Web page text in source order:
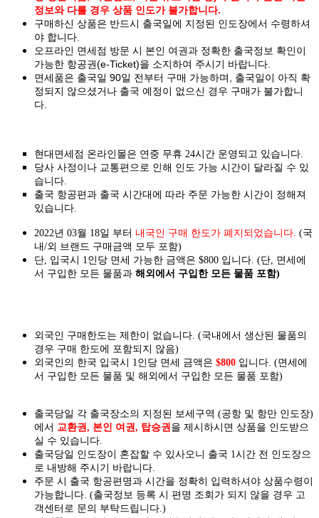
정보와 다를 경우 상품 인도가 불가합니다.
구매하신 상품은 반드시 출국일에 지정된 인도장에서 수령하셔
야 합니다.
오프라인 면세점 방문 시 본인 여권과 정확한 출국정보 확인이
가능한 항공권(e-Ticket)을 소지하여 주시기 바랍니다.
면세품은 출국일 90일 전부터 구매 가능하며, 출국일이 아직 확
정되지 않으셨거나 출국 예정이 없으신 경우 구매가 불가합니
다.
현대면세점 온라인몰은 연중 무휴 24시간 운영되고 있습니다.
당사 사정이나 교통편으로 인해 인도 가능 시간이 달라질 수 있
습니다.
출국 항공편과 출국 시간대에 따라 주문 가능한 시간이 정해져
있습니다.
2022년 03월 18일 부터 내국인 구매 한도가 폐지되었습니다. (국
내/외 브랜드 구매금액 모두 포함)
단, 입국시 1인당 면세 가능한 금액은 $800 입니다. (단, 면세에
서 구입한 모든 물품과 해외에서 구입한 모든 물품 포함)
외국인 구매한도는 제한이 없습니다. (국내에서 생산된 물품의
경우 구매 한도에 포함되지 않음)
외국인의 한국 입국시 1인당 면세 금액은 $800 입니다. (면세에
서 구입한 모든 물품 및 해외에서 구입한 모든 물품 포함)
출국당일 각 출국장소의 지정된 보세구역 (공항 및 항만 인도장)
에서 교환권, 본인 여권, 탑승권 을 제시하시면 상품을 인도 받으
실 수 있습니다.
출국당일 인도장이 혼잡할 수 있사오니 출국 1시간 전 인도장으
로 내방해 주시기 바랍니다.
주문 시 출국 항공편명과 시간을 정확히 입력하셔야 상품수령이
가능합니다. (출국정보 등록 시 편명 조회가 되지 않을 경우 고
객센터로 문의 부탁드립니다.)